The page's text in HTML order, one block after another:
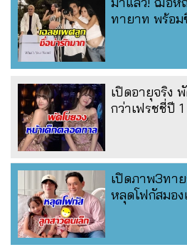
ทายาท พร้อม
เปิดอายุจริง
กว่าเฟรชชี่ปี 1
เปิดภาพ3ทา
หลุดโฟกัสมอ